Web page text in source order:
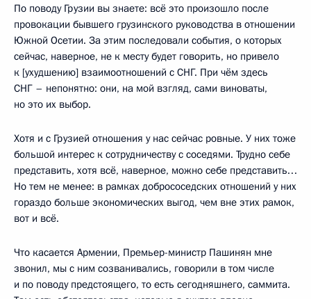
По поводу Грузии вы знаете: всё это произошло после
провокации бывшего грузинского руководства в отношении
Южной Осетии. За этим последовали события, о которых
сейчас, наверное, не к месту будет говорить, но привело
к [ухудшению] взаимоотношений с СНГ. При чём здесь
СНГ – непонятно: они, на мой взгляд, сами виноваты,
но это их выбор.
Хотя и с Грузией отношения у нас сейчас ровные. У них тоже
большой интерес к сотрудничеству с соседями. Трудно себе
представить, хотя всё, наверное, можно себе представить…
Но тем не менее: в рамках добрососедских отношений у них
гораздо больше экономических выгод, чем вне этих рамок,
вот и всё.
Что касается Армении, Премьер-министр Пашинян мне
звонил, мы с ним созванивались, говорили в том числе
и по поводу предстоящего, то есть сегодняшнего, саммита.